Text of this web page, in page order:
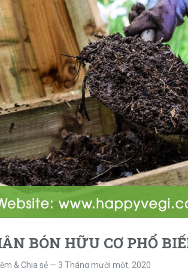
BÓN HỮU CƠ PHỔ
& Chia sẻ 3 Tháng mười một, 2020